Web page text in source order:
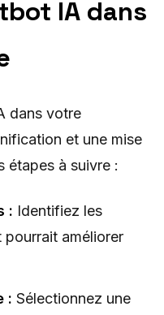
IA dans
dans votre
et une mise
étapes à suivre :
: Identifiez les
améliorer
: Sélectionnez une